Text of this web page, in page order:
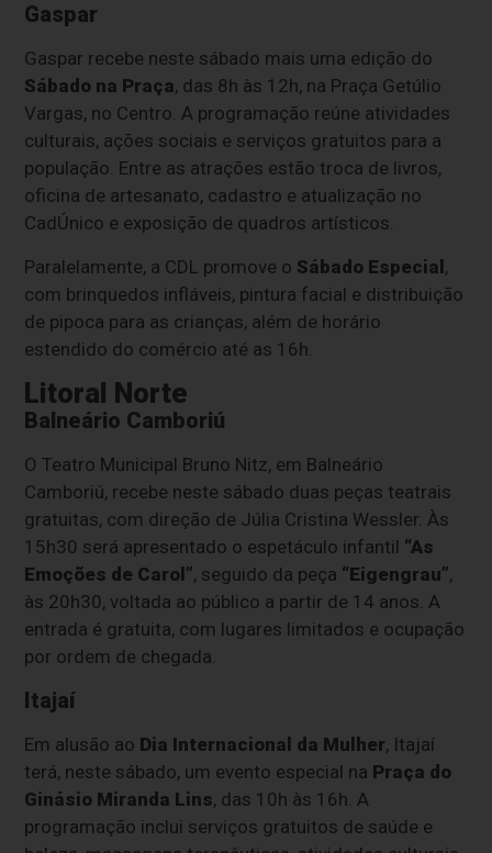
Gaspar
Gaspar recebe neste sábado mais uma edição do
Sábado na Praça, das 8h às 12h, na Praça Getúlio
Vargas, no Centro. A programação reúne atividades
culturais, ações sociais e serviços gratuitos para a
população. Entre as atrações estão troca de livros,
oficina de artesanato, cadastro e atualização no
CadÚnico e exposição de quadros artísticos.
Paralelamente, a CDL promove o Sábado Especial,
com brinquedos infláveis, pintura facial e distribuição
de pipoca para as crianças, além de horário
estendido do comércio até as 16h.
Litoral Norte
Balneário Camboriú
O Teatro Municipal Bruno Nitz, em Balneário
Camboriú, recebe neste sábado duas peças teatrais
gratuitas, com direção de Júlia Cristina Wessler. Às
15h30 será apresentado o espetáculo infantil “As
Emoções de Carol”, seguido da peça “Eigengrau”,
às 20h30, voltada ao público a partir de 14 anos. A
entrada é gratuita, com lugares limitados e ocupação
por ordem de chegada.
Itajaí
Em alusão ao Dia Internacional da Mulher, Itajaí
terá, neste sábado, um evento especial na Praça do
Ginásio Miranda Lins, das 10h às 16h. A
programação inclui serviços gratuitos de saúde e